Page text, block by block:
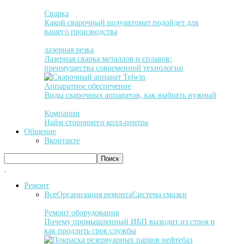
Сварка
Какой сварочный полуавтомат подойдет для
вашего производства
лазерная резка
Лазерная сварка металлов и сплавов:
преимущества современной технологии
Аппаратное обеспечение
Виды сварочных аппаратов, как выбрать нужный
Компании
Найм стороннего колл-центра
Общение
Вконтакте
Ремонт
ВсеОрганизация ремонтаСистема смазки
Ремонт оборудования
Почему промышленный ИБП выходит из строя и
как продлить срок службы